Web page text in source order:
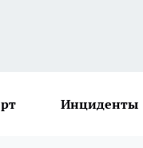
Инциденты